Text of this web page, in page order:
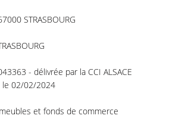
STRASBOURG
- délivrée par la CCI ALSACE
le 02/02/2024
et fonds de commerce